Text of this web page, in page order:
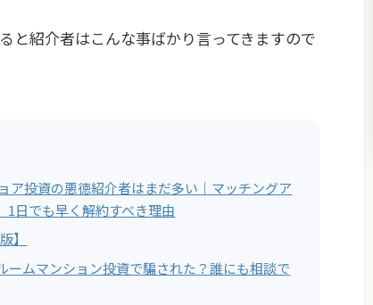
と紹介者はこんな事ばかり言ってきますので
ア投資の悪徳紹介者はまだ多い｜マッチングア
1日でも早く解約すべき理由
】
ームマンション投資で騙された？誰にも相談で